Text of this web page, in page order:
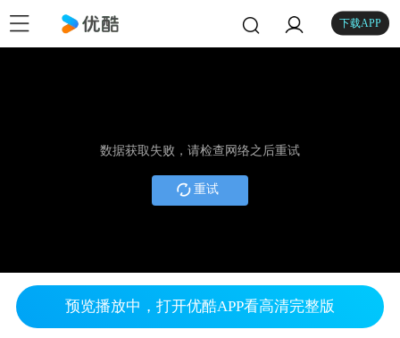
下载APP
数据获取失败，请检查网络之后重试
重试
预览播放中，打开优酷APP看高清完整版